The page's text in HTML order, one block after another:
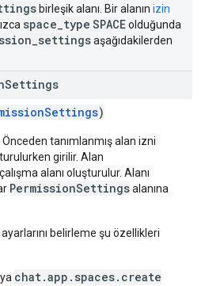
birleşik alanı. Bir alanın izin
space type SPACEolduğunda
settingsaşağıdakilerden
Settings
)
tanımlanmış alan izni
girilir. Alan
alanı oluşturulur. Alanı
PermissionSettingsalanına
belirleme şu özellikleri
chat.app.spaces.create